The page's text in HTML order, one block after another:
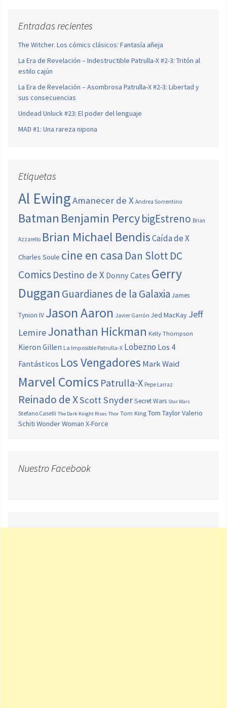
Entradas recientes
The Witcher. Los cómics clásicos: Fantasía añeja
La Era de Revelación – Indestructible Patrulla-X #2-3: Tritón al
estilo cajún
La Era de Revelación – Asombrosa Patrulla-X #2-3: Libertad y
sus consecuencias
Undead Unluck #23: El poder del lenguaje
MAD #1: Una rareza nipona
Etiquetas
Al EwingAmanecer de X Andrea Sorrentino
Batman Benjamin PercybigEstreno Brian
Azzarello Brian Michael BendisCaída de X
Charles Soule cine en casa Dan SlottDC
Comics Destino de X Donny Cates Gerry
Duggan Guardianes de la Galaxia James
Tynion IV Jason Aaron Javier Garrón Jed MacKay Jeff
LemireJonathan Hickman Kelly Thompson
Kieron Gillen La Imposible Patrulla-X Lobezno Los 4
Fantásticos Los Vengadores Mark Waid
Marvel Comics Patrulla-X Pepe Larraz
Reinado de XScott SnyderSecret Wars Star Wars
Stefano Caselli The Dark Knight Rises Thor Tom King Tom TaylorValerio
Schiti Wonder Woman X-Force
Nuestro Facebook